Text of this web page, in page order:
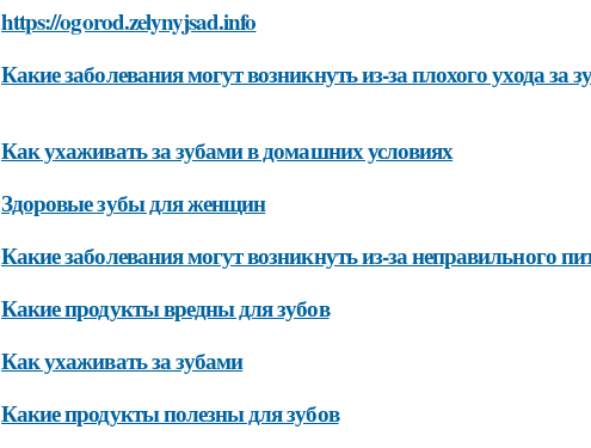
https://ogorod.zelynyjsad.info
Какие заболевания могут возникнуть из-за плохого ухода за
Как ухаживать за зубами в домашних условиях
Здоровые зубы для женщин
Какие заболевания могут возникнуть из-за неправильного
Какие продукты вредны для зубов
Как ухаживать за зубами
Какие продукты полезны для зубов